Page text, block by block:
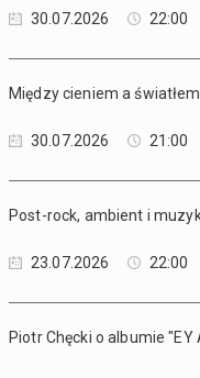
30.07.2026 22:00
Między cieniem a
30.07.2026 21:00
Post-rock, ambient i
23.07.2026 22:00
Piotr Chęcki o albumie "EY